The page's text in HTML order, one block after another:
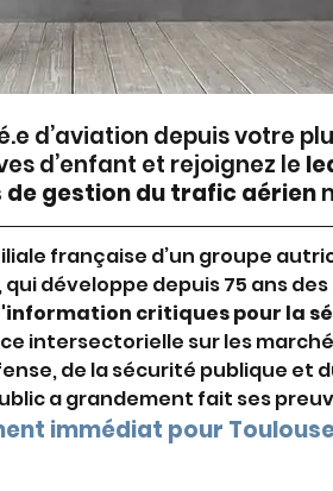
d’aviation depuis votre
d’enfant et rejoignez le
gestion du trafic aérien
française d’un groupe
développe depuis 75 ans des
critiques pour la
intersectorielle sur les
de la sécurité publique et
a grandement fait ses
immédiat pour